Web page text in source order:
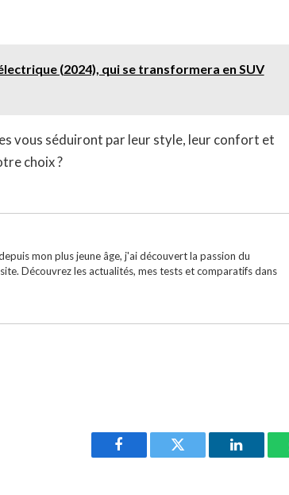
(2024), qui se transformera en SUV
vous séduiront par leur style, leur confort et
choix ?
mon plus jeune âge, j'ai découvert la passion du
Découvrez les actualités, mes tests et comparatifs dans
Facebook Twitter LinkedIn